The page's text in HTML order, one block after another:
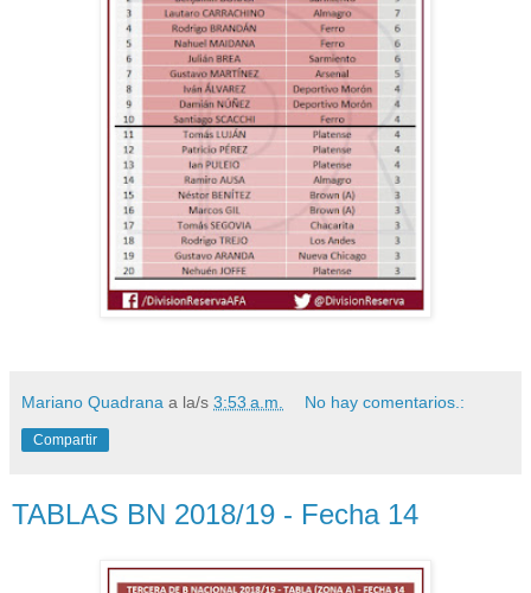
Mariano Quadrana a la/s 3:53 a.m. No hay comentarios.:
Compartir
TABLAS BN 2018/19 - Fecha 14